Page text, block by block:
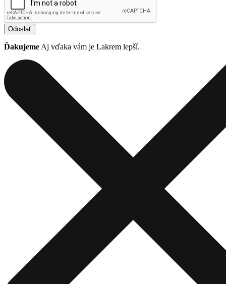
Odoslať
Ďakujeme Aj vďaka vám je Lakrem lepší.